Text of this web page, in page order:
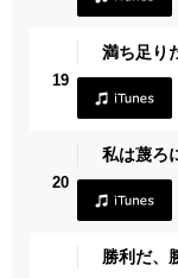
19
満ち足り
20
私は蔑ろ
勝利だ、